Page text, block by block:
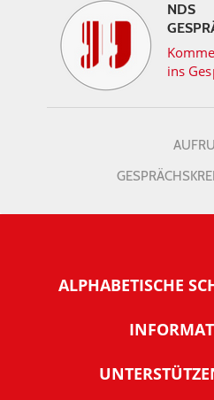
NDS
ins
ALPHABETISCHE
Warum